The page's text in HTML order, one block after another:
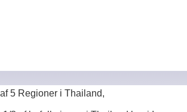
5 Regioner i Thailand,